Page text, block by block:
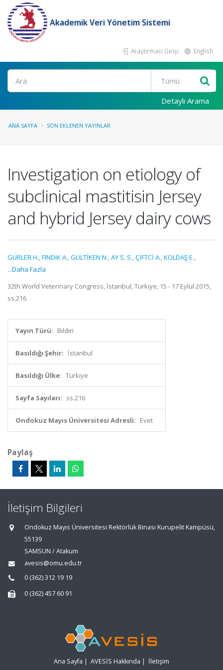
Akademik Veri Yönetim Sistemi
Araştırmacı Girişi English
Ara
Detaylı Arama
ANA SAYFA SON EKLENEN YAYINLAR
Investigation on etiology of
subclinical mastitisin Jersey
and hybrid Jersey dairy cows
GÜRLER H.,FINDIK A.,GÜLTİKEN N.,AY S. S.,ÇİFTCİ A.,KOLDAŞ E.,
...Daha Fazla
32th World Veterinary Congress, İstanbul, Türkiye, 15 - 17 Eylül 2015,
ss.216
Yayın Türü: Bildiri
Basıldığı Şehir: İstanbul
Basıldığı Ülke: Türkiye
Sayfa Sayıları: ss.216
Ondokuz Mayıs Üniversitesi Adresli: Evet
Paylaş
İletişim Bilgileri
Ondokuz Mayıs Üniversitesi Rektörlük Binası Kurupelit Kampüsü,
55139
SAMSUN / Atakum
avesis@omu.edu.tr
0 (362) 312 19 19
0 (362) 457 60 91
Ana Sayfa | AVESİS Hakkında | İletişim